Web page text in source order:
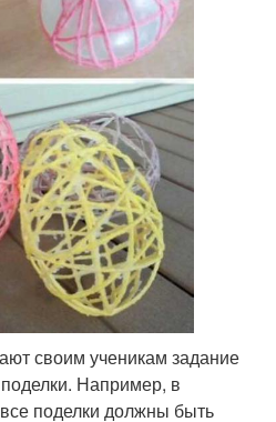
своим ученикам задание
поделки. Например, в
поделки должны быть